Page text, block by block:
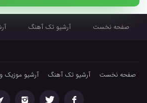
صفحه نخست آرشیو تک آهنگ
صفحه نخست آرشیو تک آهنگ آرشیو موزیک